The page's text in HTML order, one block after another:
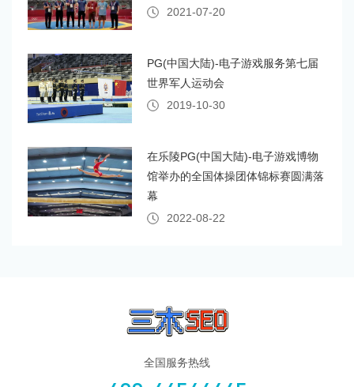
2021-07-20
PG(中国大陆)-电子游戏服务第七届
世界军人运动会
2019-10-30
在乐陵PG(中国大陆)-电子游戏博物
馆举办的全国体操团体锦标赛圆满落
幕
2022-08-22
全国服务热线